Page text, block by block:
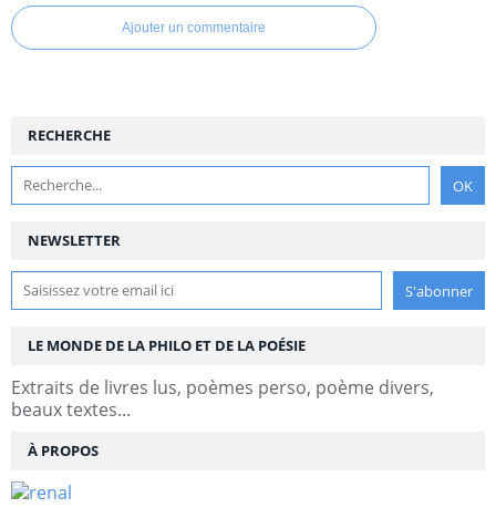
Ajouter un commentaire
NEWSLETTER
RECHERCHE
LE MONDE DE LA PHILO ET DE LA POÉSIE
Extraits de livres lus, poèmes perso, poème divers,
beaux textes...
À PROPOS